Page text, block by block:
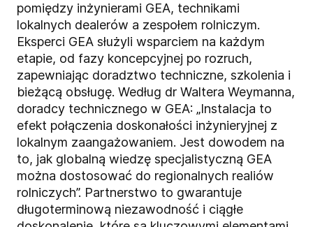
pomiędzy inżynierami GEA, technikami
lokalnych dealerów a zespołem rolniczym.
Eksperci GEA służyli wsparciem na każdym
etapie, od fazy koncepcyjnej po rozruch,
zapewniając doradztwo techniczne, szkolenia i
bieżącą obsługę. Według dr Waltera Weymanna,
doradcy technicznego w GEA: „Instalacja to
efekt połączenia doskonałości inżynieryjnej z
lokalnym zaangażowaniem. Jest dowodem na
to, jak globalną wiedzę specjalistyczną GEA
można dostosować do regionalnych realiów
rolniczych”. Partnerstwo to gwarantuje
długoterminową niezawodność i ciągłe